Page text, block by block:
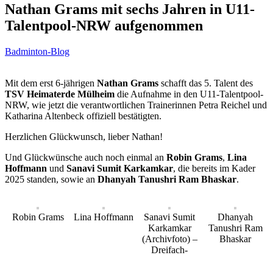
Nathan Grams mit sechs Jahren in U11-
Talentpool-NRW aufgenommen
Badminton-Blog
Mit dem erst 6-jährigen Nathan Grams schafft das 5. Talent des
TSV Heimaterde Mülheim die Aufnahme in den U11-Talentpool-
NRW, wie jetzt die verantwortlichen Trainerinnen Petra Reichel und
Katharina Altenbeck offiziell bestätigten.
Herzlichen Glückwunsch, lieber Nathan!
Und Glückwünsche auch noch einmal an Robin Grams, Lina
Hoffmann und Sanavi Sumit Karkamkar, die bereits im Kader
2025 standen, sowie an Dhanyah Tanushri Ram Bhaskar.
Robin Grams Lina Hoffmann
Sanavi Sumit
Karkamkar
(Archivfoto) –
Dreifach-
Dhanyah
Tanushri Ram
Bhaskar